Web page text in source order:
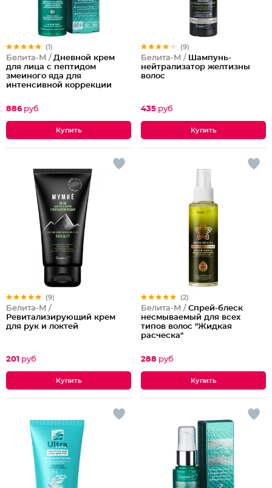
(1)
Белита-М / Дневной крем
для лица с пептидом
змеиного яда для
интенсивной коррекции
886 руб
(9)
Белита-М / Шампунь-
нейтрализатор желтизны
волос
435 руб
(9)
Белита-М /
Ревитализирующий крем
для рук и локтей
201 руб
(2)
Белита-М / Спрей-блеск
несмываемый для всех
типов волос "Жидкая
расческа"
288 руб